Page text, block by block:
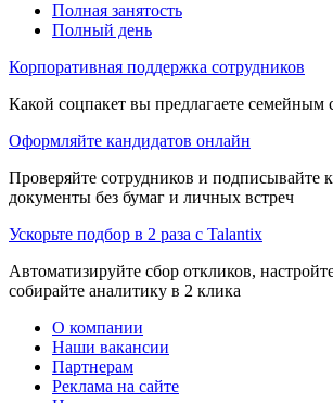
Полная занятость
Полный день
Корпоративная поддержка сотрудников
Какой соцпакет вы предлагаете семейным
Оформляйте кандидатов онлайн
Проверяйте сотрудников и подписывайте
документы без бумаг и личных встреч
Ускорьте подбор в 2 раза с Talantix
Автоматизируйте сбор откликов,
собирайте аналитику в 2 клика
О компании
Наши вакансии
Партнерам
Реклама на сайте